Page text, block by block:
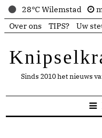
28°C Wilemstad
Over ons
TIPS? Uw
Sinds 2010 het nieuws